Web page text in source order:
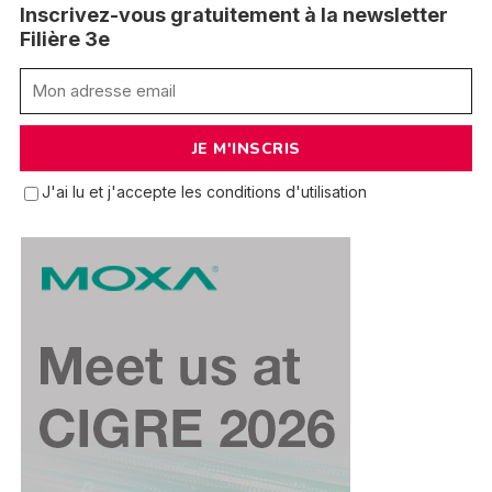
Inscrivez-vous gratuitement à la newsletter
Filière 3e
J'ai lu et j'accepte les conditions d'utilisation